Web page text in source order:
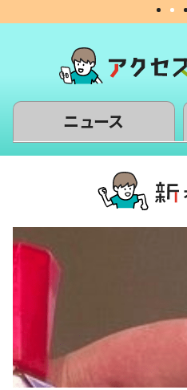
ニュース